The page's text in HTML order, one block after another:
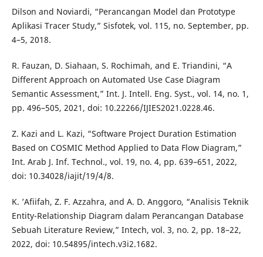
Dilson and Noviardi, “Perancangan Model dan Prototype
Aplikasi Tracer Study,” Sisfotek, vol. 115, no. September, pp.
4–5, 2018.
R. Fauzan, D. Siahaan, S. Rochimah, and E. Triandini, “A
Different Approach on Automated Use Case Diagram
Semantic Assessment,” Int. J. Intell. Eng. Syst., vol. 14, no. 1,
pp. 496–505, 2021, doi: 10.22266/IJIES2021.0228.46.
Z. Kazi and L. Kazi, “Software Project Duration Estimation
Based on COSMIC Method Applied to Data Flow Diagram,”
Int. Arab J. Inf. Technol., vol. 19, no. 4, pp. 639–651, 2022,
doi: 10.34028/iajit/19/4/8.
K. ’Afiifah, Z. F. Azzahra, and A. D. Anggoro, “Analisis Teknik
Entity-Relationship Diagram dalam Perancangan Database
Sebuah Literature Review,” Intech, vol. 3, no. 2, pp. 18–22,
2022, doi: 10.54895/intech.v3i2.1682.